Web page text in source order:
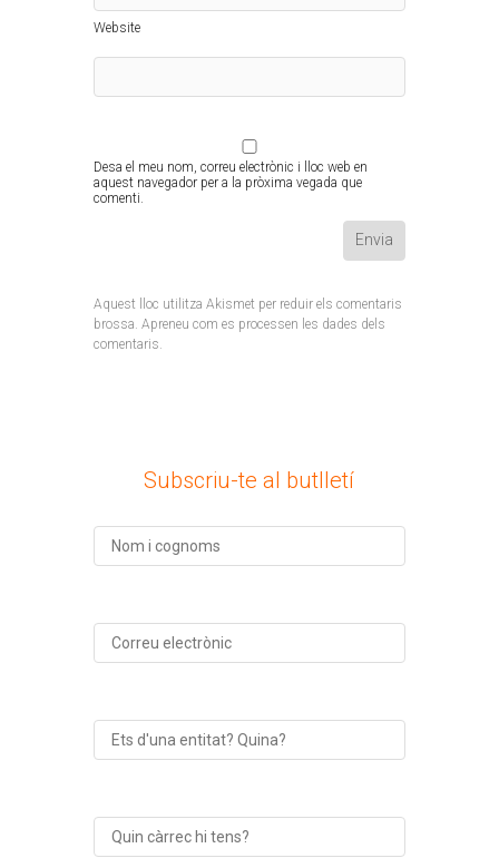
Website
Desa el meu nom, correu electrònic i lloc web en
aquest navegador per a la pròxima vegada que
comenti.
Aquest lloc utilitza Akismet per reduir els comentaris
brossa. Apreneu com es processen les dades dels
comentaris
Subscriu-te al butlletí